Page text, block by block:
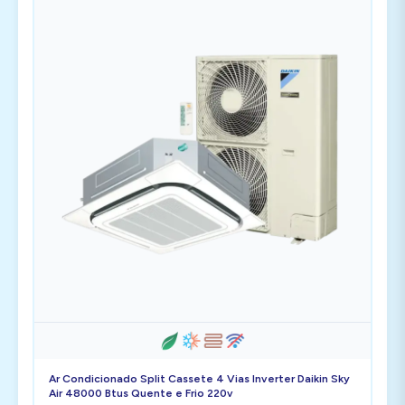
Ar Condicionado Split Cassete 4 Vias Inverter Daikin Sky
Air 48000 Btus Quente e Frio 220v